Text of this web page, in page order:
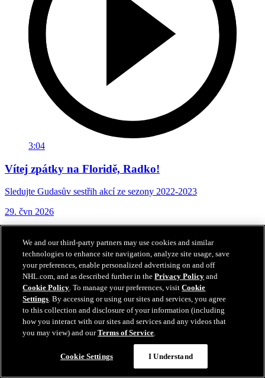
3:04
Vítej zpátky na Floridě, Radko!
Sledujte Gudasův sestřih akcí ze sezony 2022-2023
29. čvn 2026
We and our third-party partners may use cookies and similar
technologies to enhance site navigation, analyze site usage, save
your preferences, enable personalized advertising on and off
NHL.com, and as described further in thePrivacy Policy and
Cookie Policy. To manage your preferences, visitCookie
Settings. By accessing or using our sites and services, you agree
to this collection and disclosure of your information (including
how you interact with our sites and services and any videos that
you may view) and ourTerms of Service.
Cookie Settings I Understand